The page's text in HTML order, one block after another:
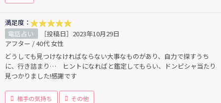
満足度：
電話占い
［投稿日］2023年10月29日
アフター / 40代 女性
どうしても見つけなければならない大事なものがあり、自力で探すうち
に、行き詰まり… ヒントになればと鑑定してもらい、ドンピシャ当たり
見つかりました!感謝です
相手の気持ち その他